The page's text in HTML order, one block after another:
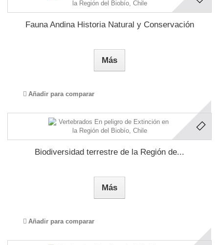
Fauna Andina Historia Natural y Conservación
Más
Añadir para comparar
Biodiversidad terrestre de la Región de...
Más
Añadir para comparar